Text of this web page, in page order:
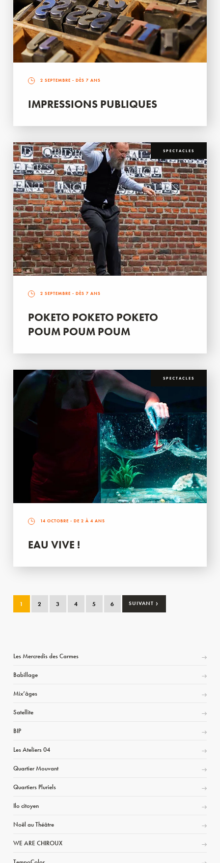
2 SEPTEMBRE - DÈS 7 ANS
IMPRESSIONS PUBLIQUES
SPECTACLES
2 SEPTEMBRE - DÈS 7 ANS
POKETO POKETO POKETO
POUM POUM POUM
SPECTACLES
14 OCTOBRE - DE 2 À 4 ANS
EAU VIVE !
1 2 3 4 5 6 SUIVANT ›
Les Mercredis des Carmes
Babillage
Mix’âges
Satellite
BIP
Les Ateliers 04
Quartier Mouvant
Quartiers Pluriels
Ilo citoyen
Noël au Théâtre
WE ARE CHIROUX